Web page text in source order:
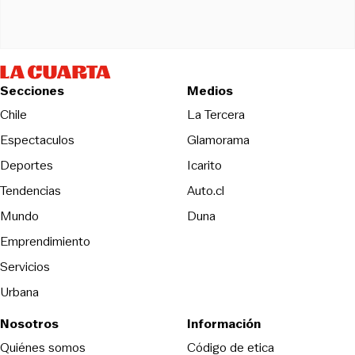
Secciones
Chile
Espectaculos
Deportes
Tendencias
Mundo
Emprendimiento
Servicios
Urbana
Medios
La TerceraOpens in new
Glamorama
Icarito
Auto.cl
DunaOpens in new window
Nosotros
Quiénes somos
Información
Código de eticaOpens in new